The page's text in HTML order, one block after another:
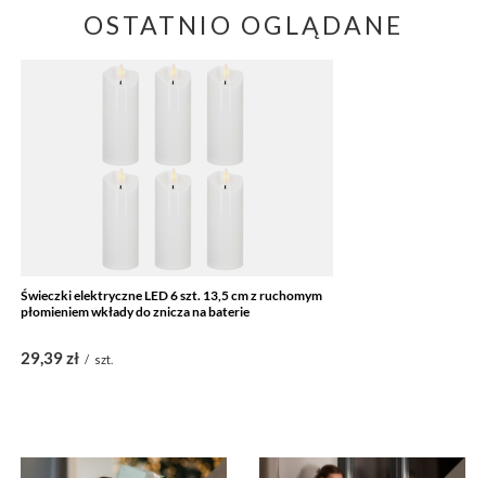
OSTATNIO OGLĄDANE
Świeczki elektryczne LED 6 szt. 13,5 cm z ruchomym
płomieniem wkłady do znicza na baterie
29,39 zł / szt.